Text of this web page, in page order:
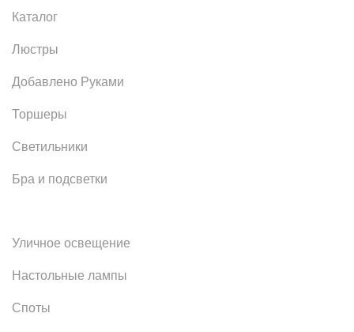
Каталог
Люстры
Добавлено Руками
Торшеры
Светильники
Бра и подсветки
Уличное освещение
Настольные лампы
Споты